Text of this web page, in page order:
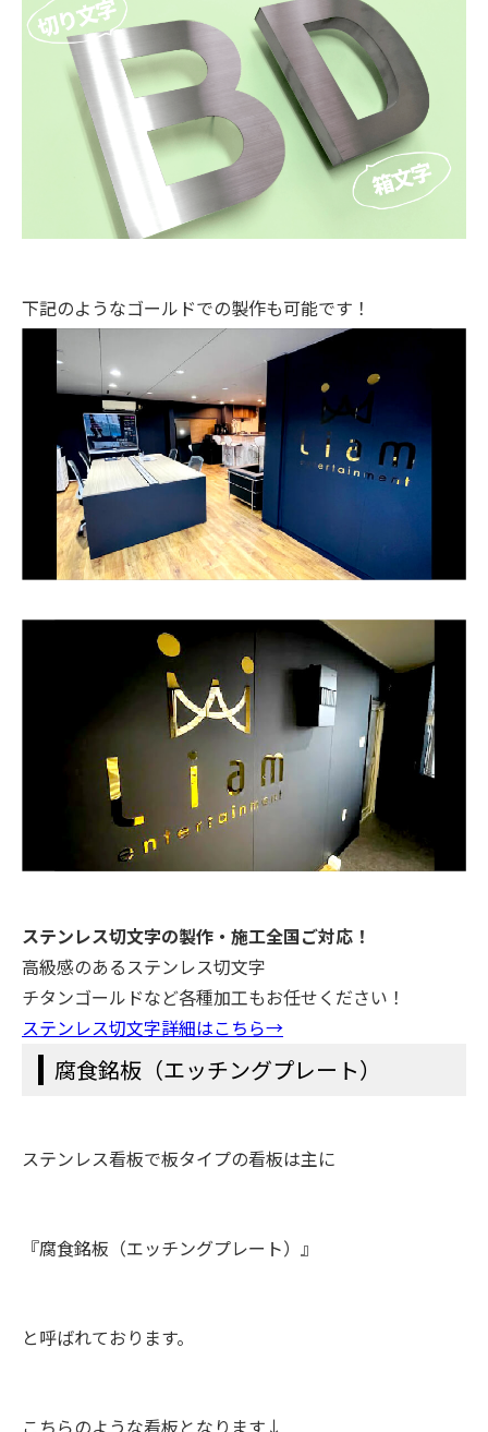
下記のようなゴールドでの製作も可能です！
ステンレス切文字の製作・施工全国ご対応！
高級感のあるステンレス切文字
チタンゴールドなど各種加工もお任せください！
ステンレス切文字詳細はこちら→
腐食銘板（エッチングプレート）
ステンレス看板で板タイプの看板は主に
『腐食銘板（エッチングプレート）』
と呼ばれております。
こちらのような看板となります↓